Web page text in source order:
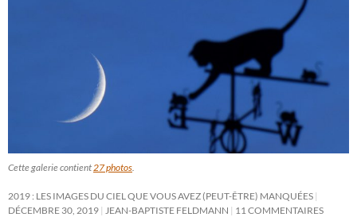
Cette galerie contient 27 photos
2019 : LES IMAGES DU CIEL QUE VOUS AVEZ (PEUT-ÊTRE) MANQUÉES
DÉCEMBRE 30, 2019
JEAN-BAPTISTE FELDMANN 11 COMMENTAIRES